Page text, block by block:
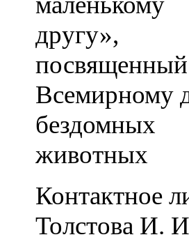
другу»,
посвященный
Всемирному
бездомных
животных
Контактное
Толстова И.